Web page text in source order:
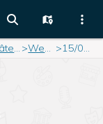
Châtellerault > Weekend > 15/03/2025